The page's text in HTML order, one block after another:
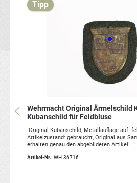
Tipp
Wehrmacht Original Ärmelschild
Kubanschild für Feldbluse
Original Kubanschild, Metallauflage auf
Artikelzustand: gebraucht, Original aus
erhalten genau den abgebildeten Artikel!
Artikel-Nr.: WH-36716